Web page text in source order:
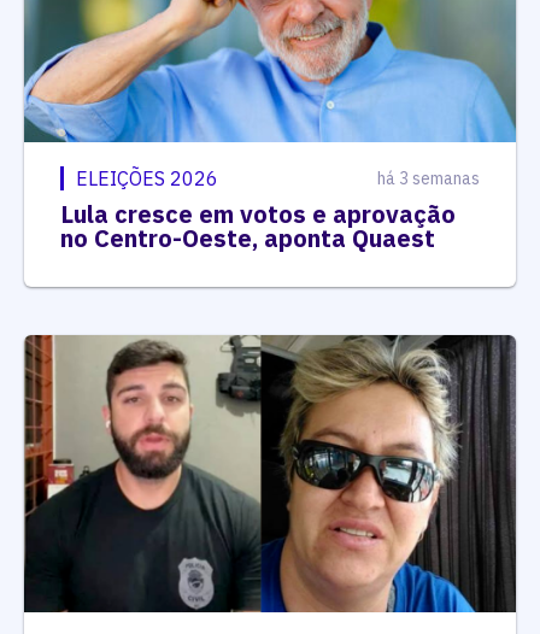
ELEIÇÕES 2026 há 3 semanas
Lula cresce em votos e aprovação
no Centro-Oeste, aponta Quaest